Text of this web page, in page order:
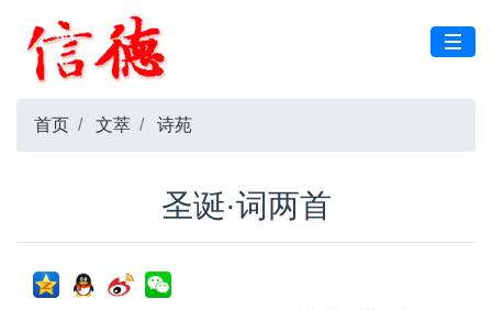
首页 文萃 诗苑
圣诞·词两首